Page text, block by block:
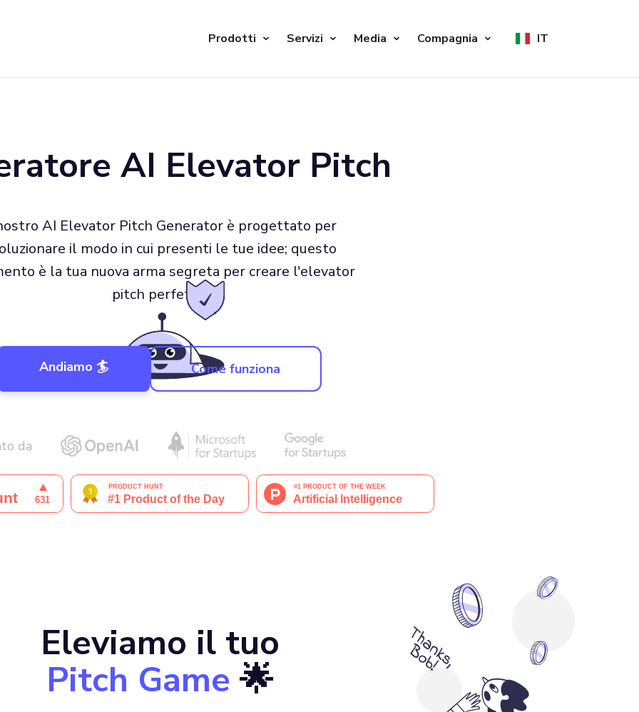
Prodotti Servizi Media Compagnia IT
AI Elevator Pitch
AI Elevator Pitch Generator è progettato per
il modo in cui presenti le tue idee; questo
è la tua nuova arma segreta per creare l'elevator
pitch perfetto.
Andiamo 🏄 Come funziona
da
Eleviamo il tuo
Pitch Game 🌟